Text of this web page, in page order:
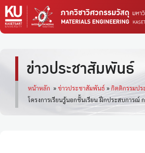
ข่าวประชาสัมพันธ์
หน้าหลัก » ข่าวประชาสัมพันธ์ »กิตติกรรมปร
โครงการเรียนรู้นอกชั้นเรียน ฝึกประสบการณ์